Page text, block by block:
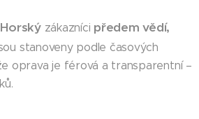
zákazníci předem vědí,
stanoveny podle časových
oprava je férová a transparentní –